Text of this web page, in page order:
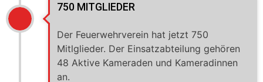
750 MITGLIEDER
Der Feuerwehrverein hat jetzt 750
Mitlglieder. Der Einsatzabteilung gehören
48 Aktive Kameraden und Kameradinnen
an.